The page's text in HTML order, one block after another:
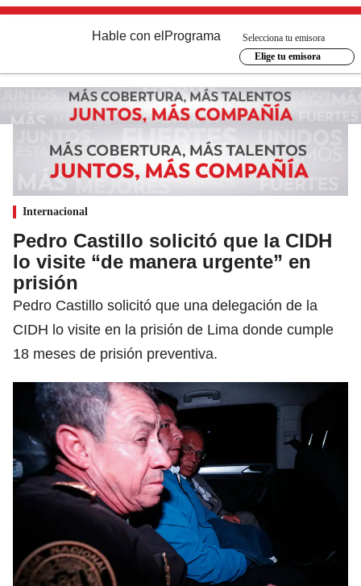
Hable con el Programa
Selecciona tu emisora
Elige tu emisora
Internacional
Pedro Castillo solicitó que la CIDH
lo visite “de manera urgente” en
prisión
Pedro Castillo solicitó que una delegación de la
CIDH lo visite en la prisión de Lima donde cumple
18 meses de prisión preventiva.